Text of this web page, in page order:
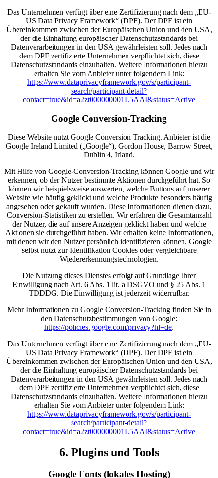
Das Unternehmen verfügt über eine Zertifizierung nach dem „EU-
US Data Privacy Framework“ (DPF). Der DPF ist ein
Übereinkommen zwischen der Europäischen Union und den USA,
der die Einhaltung europäischer Datenschutzstandards bei
Datenverarbeitungen in den USA gewährleisten soll. Jedes nach
dem DPF zertifizierte Unternehmen verpflichtet sich, diese
Datenschutzstandards einzuhalten. Weitere Informationen hierzu
erhalten Sie vom Anbieter unter folgendem Link:
https://www.dataprivacyframework.gov/s/participant-
search/participant-detail?
contact=true&id=a2zt000000001L5AAI&status=Active
Google Conversion-Tracking
Diese Website nutzt Google Conversion Tracking. Anbieter ist die
Google Ireland Limited („Google“), Gordon House, Barrow Street,
Dublin 4, Irland.
Mit Hilfe von Google-Conversion-Tracking können Google und wir
erkennen, ob der Nutzer bestimmte Aktionen durchgeführt hat. So
können wir beispielsweise auswerten, welche Buttons auf unserer
Website wie häufig geklickt und welche Produkte besonders häufig
angesehen oder gekauft wurden. Diese Informationen dienen dazu,
Conversion-Statistiken zu erstellen. Wir erfahren die Gesamtanzahl
der Nutzer, die auf unsere Anzeigen geklickt haben und welche
Aktionen sie durchgeführt haben. Wir erhalten keine Informationen,
mit denen wir den Nutzer persönlich identifizieren können. Google
selbst nutzt zur Identifikation Cookies oder vergleichbare
Wiedererkennungstechnologien.
Die Nutzung dieses Dienstes erfolgt auf Grundlage Ihrer
Einwilligung nach Art. 6 Abs. 1 lit. a DSGVO und § 25 Abs. 1
TDDDG. Die Einwilligung ist jederzeit widerrufbar.
Mehr Informationen zu Google Conversion-Tracking finden Sie in
den Datenschutzbestimmungen von Google:
https://policies.google.com/privacy?hl=de.
Das Unternehmen verfügt über eine Zertifizierung nach dem „EU-
US Data Privacy Framework“ (DPF). Der DPF ist ein
Übereinkommen zwischen der Europäischen Union und den USA,
der die Einhaltung europäischer Datenschutzstandards bei
Datenverarbeitungen in den USA gewährleisten soll. Jedes nach
dem DPF zertifizierte Unternehmen verpflichtet sich, diese
Datenschutzstandards einzuhalten. Weitere Informationen hierzu
erhalten Sie vom Anbieter unter folgendem Link:
https://www.dataprivacyframework.gov/s/participant-
search/participant-detail?
contact=true&id=a2zt000000001L5AAI&status=Active
6. Plugins und Tools
Google Fonts (lokales Hosting)